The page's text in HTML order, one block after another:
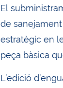
El
de
estratègic en
peça bàsica
L’edició